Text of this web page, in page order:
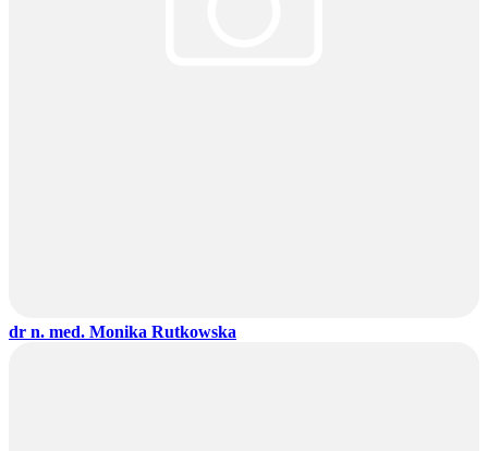
dr n. med. Monika Rutkowska